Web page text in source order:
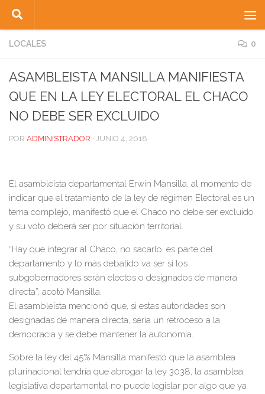
Saltar al contenido
LOCALES 0
ASAMBLEISTA MANSILLA MANIFIESTA
QUE EN LA LEY ELECTORAL EL CHACO
NO DEBE SER EXCLUIDO
POR ADMINISTRADOR · JUNIO 4, 2018
El asambleísta departamental Erwin Mansilla, al momento de
indicar que el tratamiento de la ley de régimen Electoral es un
tema complejo, manifestó que el Chaco no debe ser excluido
y su voto deberá ser por situación territorial.
“Hay que integrar al Chaco, no sacarlo, es parte del
departamento y lo más debatido va ser si los
subgobernadores serán electos o designados de manera
directa”, acotó Mansilla.
El asambleísta mencionó que, si estas autoridades son
designadas de manera directa, sería un retroceso a la
democracia y se debe mantener la autonomía.
Sobre la ley del 45% Mansilla manifestó que la asamblea
plurinacional tendría que abrogar la ley 3038, la asamblea
legislativa departamental no puede legislar por algo que ya